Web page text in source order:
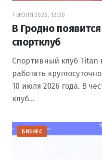
7 ИЮЛЯ 2026, 12:00
В Гродно
спортклуб
Спортивный клуб Titan
работать
10 июля 2026 года. В
клуб…
БИЗНЕС